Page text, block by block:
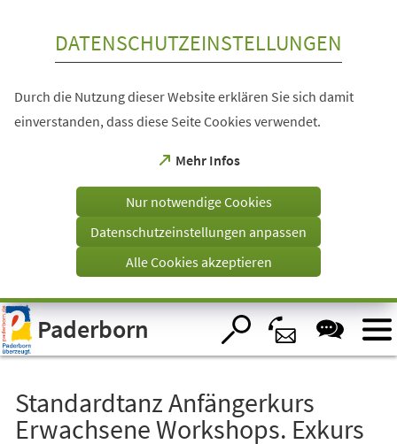
Visuelle
Assistenzsoftware
öffnen.
DATENSCHUTZEINSTELLUNGEN
Durch die Nutzung dieser Website erklären Sie sich damit
einverstanden, dass diese Seite Cookies verwendet.
Mehr Infos
(Öffnet
einem
Tab)
Nur notwendige Cookies
Datenschutzeinstellungen anpassen
Alle Cookies akzeptieren
Paderborn
Standardtanz Anfängerkurs
Erwachsene Workshops. Exkurs